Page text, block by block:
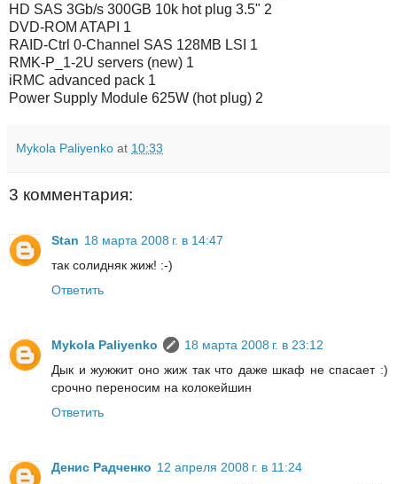
HD SAS 3Gb/s 300GB 10k hot plug 3.5" 2
DVD-ROM ATAPI 1
RAID-Ctrl 0-Channel SAS 128MB LSI 1
RMK-P_1-2U servers (new) 1
iRMC advanced pack 1
Power Supply Module 625W (hot plug) 2
Mykola Paliyenko at 10:33
3 комментария:
Stan 18 марта 2008 г. в 14:47
так солидняк жиж! :-)
Ответить
Mykola Paliyenko
18 марта 2008 г. в 23:12
Дык и жужжит оно жиж так что даже шкаф не спасает :)
срочно переносим на колокейшин
Ответить
Денис Радченко 12 апреля 2008 г. в 11:24